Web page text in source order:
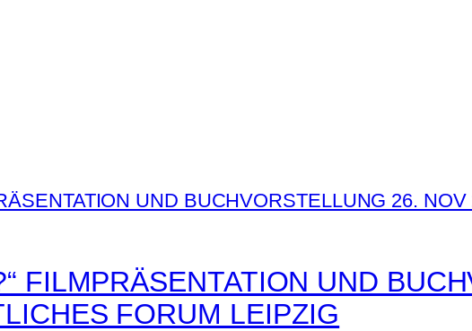
FILMPRÄSENTATION UND
FORUM LEIPZIG